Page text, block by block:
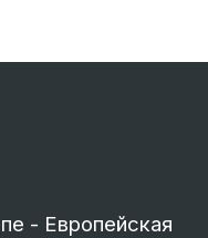
- Европейская